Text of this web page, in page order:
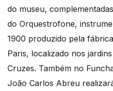
do museu,
do Orquestrofone,
1900 produzido pela
Paris, localizado nos
Cruzes. Também no
João Carlos Abreu